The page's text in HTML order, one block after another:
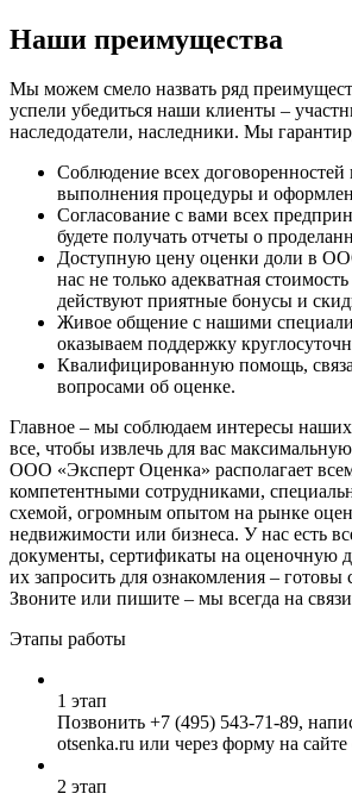
Наши преимущества
Мы можем смело назвать ряд
успели убедиться наши клиенты –
наследодатели, наследники. Мы
Соблюдение всех договоренностей
выполнения процедуры и
Согласование с вами всех
будете получать отчеты о
Доступную цену оценки доли в
нас не только адекватная
действуют приятные бонусы и
Живое общение с нашими
оказываем поддержку
Квалифицированную помощь,
вопросами об оценке.
Главное – мы соблюдаем интересы
все, чтобы извлечь для вас
ООО «Эксперт Оценка» располагает
компетентными сотрудниками,
схемой, огромным опытом на рынке
недвижимости или бизнеса. У нас есть
документы, сертификаты на оценочную
их запросить для ознакомления – готовы
Звоните или пишите – мы всегда на
Этапы работы
1 этап
Позвонить +7 (495) 543-71-89,
otsenka.ru или через форму на
2 этап